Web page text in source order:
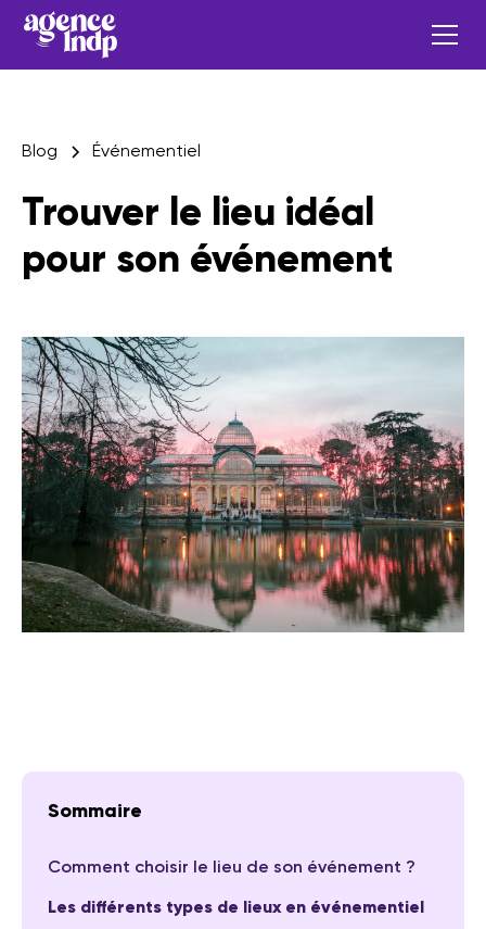
Blog Événementiel
Trouver le lieu idéal
pour son événement
Sommaire
Comment choisir le lieu de son événement ?
Les différents types de lieux en événementiel